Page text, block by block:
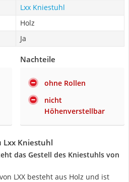
Lxx Kniestuhl
Holz
Ja
Nachteile
ohne Rollen
nicht
Höhenverstellbar
Lxx Kniestuhl
das Gestell des Kniestuhls von
LXX besteht aus Holz und ist